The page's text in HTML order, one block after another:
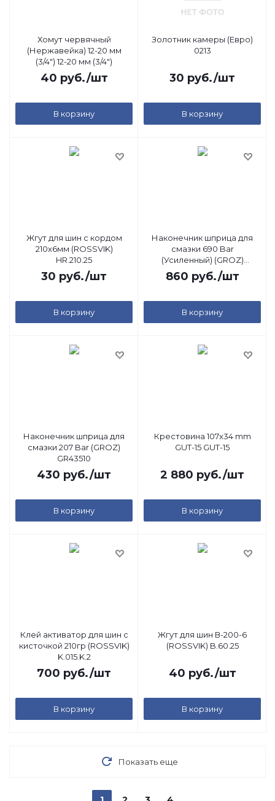
Хомут червячный
(Нержавейка) 12-20 мм
(3/4") 12-20 мм (3/4")
40 руб./шт
В корзину
Золотник камеры (Евро)
0213
30 руб./шт
В корзину
Жгут для шин с кордом
210х6мм (ROSSVIK)
HR.210.25
30 руб./шт
В корзину
Наконечник шприца для
смазки 690 Bar
(Усиленный) (GROZ)
GR43520
860 руб./шт
В корзину
Наконечник шприца для
смазки 207 Bar (GROZ)
GR43510
430 руб./шт
В корзину
Крестовина 107x34 mm
GUT-15 GUT-15
2 880 руб./шт
В корзину
Клей активатор для шин с
кисточкой 210гр (ROSSVIK)
K.015.K.2
700 руб./шт
В корзину
Жгут для шин В-200-6
(ROSSVIK) B.60.25
40 руб./шт
В корзину
Показать еще